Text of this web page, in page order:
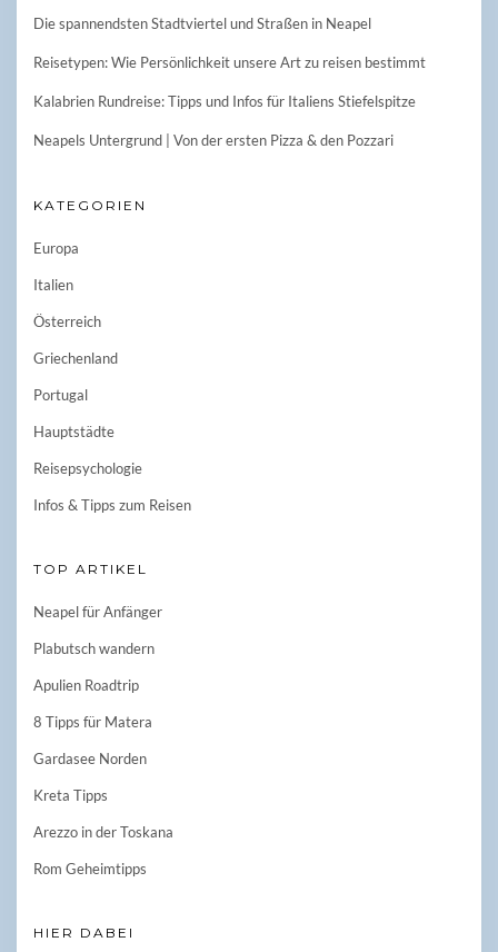
Die spannendsten Stadtviertel und Straßen in Neapel
Reisetypen: Wie Persönlichkeit unsere Art zu reisen bestimmt
Kalabrien Rundreise: Tipps und Infos für Italiens Stiefelspitze
Neapels Untergrund | Von der ersten Pizza & den Pozzari
KATEGORIEN
Europa
Italien
Österreich
Griechenland
Portugal
Hauptstädte
Reisepsychologie
Infos & Tipps zum Reisen
TOP ARTIKEL
Neapel für Anfänger
Plabutsch wandern
Apulien Roadtrip
8 Tipps für Matera
Gardasee Norden
Kreta Tipps
Arezzo in der Toskana
Rom Geheimtipps
HIER DABEI